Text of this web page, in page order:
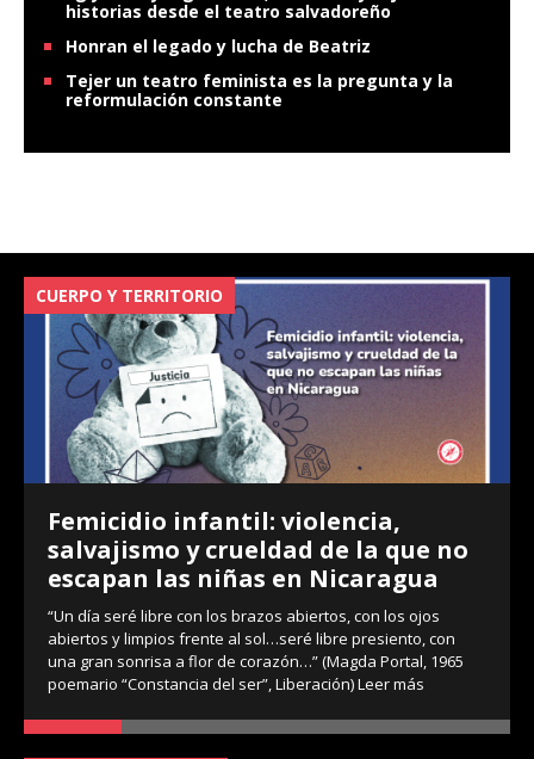
historias desde el teatro salvadoreño
Honran el legado y lucha de Beatriz
Tejer un teatro feminista es la pregunta y la
reformulación constante
CUERPO Y TERRITORIO
Femicidio infantil: violencia,
salvajismo y crueldad de la que no
escapan las niñas en Nicaragua
“Un día seré libre con los brazos abiertos, con los ojos
abiertos y limpios frente al sol…seré libre presiento, con
una gran sonrisa a flor de corazón…” (Magda Portal, 1965
poemario “Constancia del ser”, Liberación)Leer más